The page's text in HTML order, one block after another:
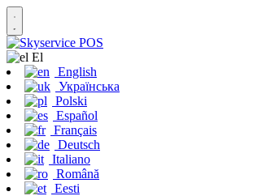
Εl
English
Українська
Polski
Español
Français
Deutsch
Italiano
Română
Eesti